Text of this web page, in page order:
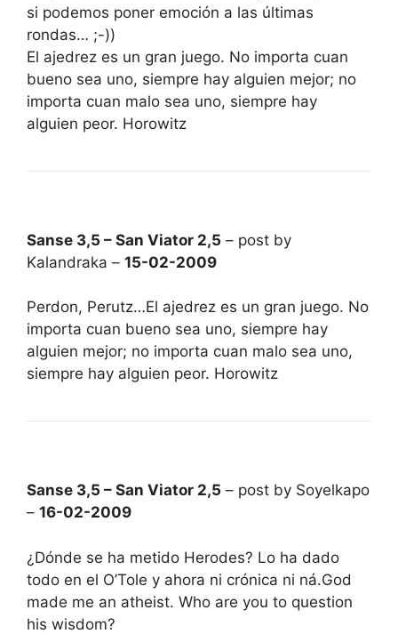
si podemos poner emoción a las últimas
rondas… ;-))
El ajedrez es un gran juego. No importa cuan
bueno sea uno, siempre hay alguien mejor; no
importa cuan malo sea uno, siempre hay
alguien peor. Horowitz
Sanse 3,5 – San Viator 2,5 – post by
Kalandraka – 15-02-2009
Perdon, Perutz…El ajedrez es un gran juego. No
importa cuan bueno sea uno, siempre hay
alguien mejor; no importa cuan malo sea uno,
siempre hay alguien peor. Horowitz
Sanse 3,5 – San Viator 2,5 – post by Soyelkapo
– 16-02-2009
¿Dónde se ha metido Herodes? Lo ha dado
todo en el O’Tole y ahora ni crónica ni ná.God
made me an atheist. Who are you to question
his wisdom?